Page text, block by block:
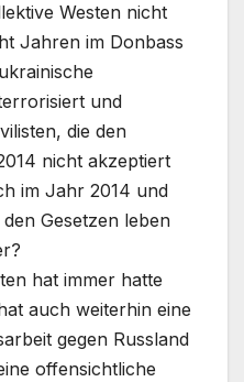
Westen nicht
Jahren im Donbass
und
die den
nicht akzeptiert
im Jahr 2014 und
Gesetzen leben
hat immer hatte
auch weiterhin eine
gegen Russland
offensichtliche